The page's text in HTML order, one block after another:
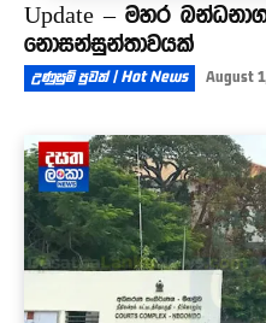
Update – මහර
නොසන්සුන්තාවයක්
උණුසුම් පුවත් | Hot News August